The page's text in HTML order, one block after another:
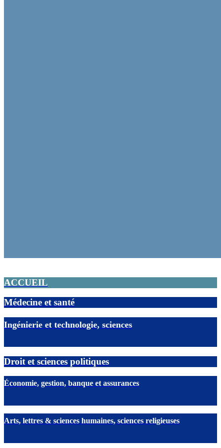
ACCUEIL
Médecine et santé
Ingénierie et technologie, sciences
Droit et sciences politiques
Économie, gestion, banque et assurances
Arts, lettres & sciences humaines, sciences religieuses